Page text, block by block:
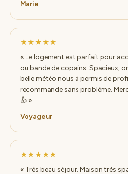
Marie
★★★★★
« Le logement est parfait pour
ou bande de copains. Spacieux,
belle météo nous à permis de
recommande sans problème.
👍 »
Voyageur
★★★★★
« Très beau séjour. Maison très